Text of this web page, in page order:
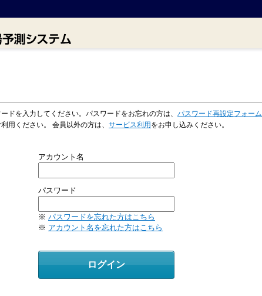
ドを入力してください。パスワードをお忘れの方は、 パスワード再設定フォーム
用ください。 会員以外の方は、 サービス利用 をお申し込みください。
アカウント名
パスワード
※ パスワードを忘れた方はこちら
※ アカウント名を忘れた方はこちら